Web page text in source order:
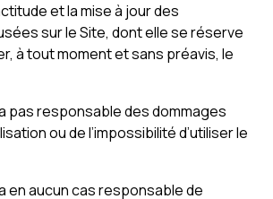
et la mise à jour des
sur le Site, dont elle se réserve
à tout moment et sans préavis, le
pas responsable des dommages
ou de l’impossibilité d’utiliser le
en aucun cas responsable de